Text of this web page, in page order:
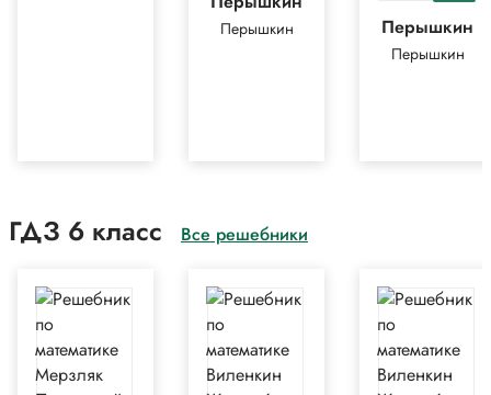
Перышкин Перышкин
Перышкин
ГДЗ 6 класс Все решебники